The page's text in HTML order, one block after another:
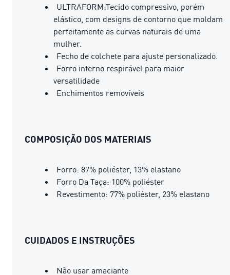
ULTRAFORM:Tecido compressivo, porém
elástico, com designs de contorno que moldam
perfeitamente as curvas naturais de uma
mulher.
Fecho de colchete para ajuste personalizado.
Forro interno respirável para maior
versatilidade
Enchimentos removíveis
COMPOSIÇÃO DOS MATERIAIS
Forro: 87% poliéster, 13% elastano
Forro Da Taça: 100% poliéster
Revestimento: 77% poliéster, 23% elastano
CUIDADOS E INSTRUÇÕES
Não usar amaciante